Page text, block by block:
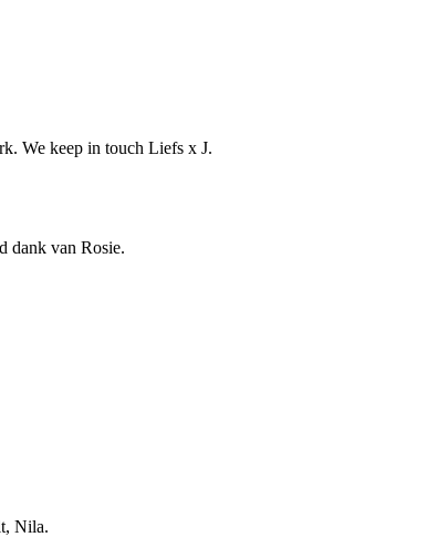
We keep in touch Liefs x J.
dank van Rosie.
Nila.